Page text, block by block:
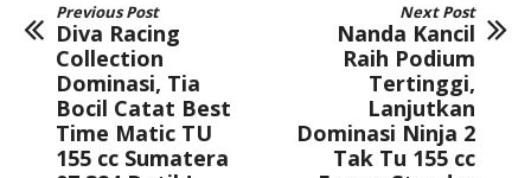
Previous Post
Diva Racing
Collection
Dominasi, Tia
Bocil Catat Best
Time Matic TU
155 cc Sumatera
Next Post
Nanda Kancil
Raih Podium
Tertinggi,
Lanjutkan
Dominasi Ninja 2
Tak Tu 155 cc